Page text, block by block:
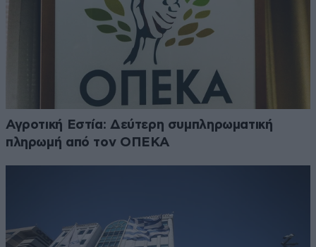
Αγροτική Εστία: Δεύτερη συμπληρωματική
πληρωμή από τον ΟΠΕΚΑ